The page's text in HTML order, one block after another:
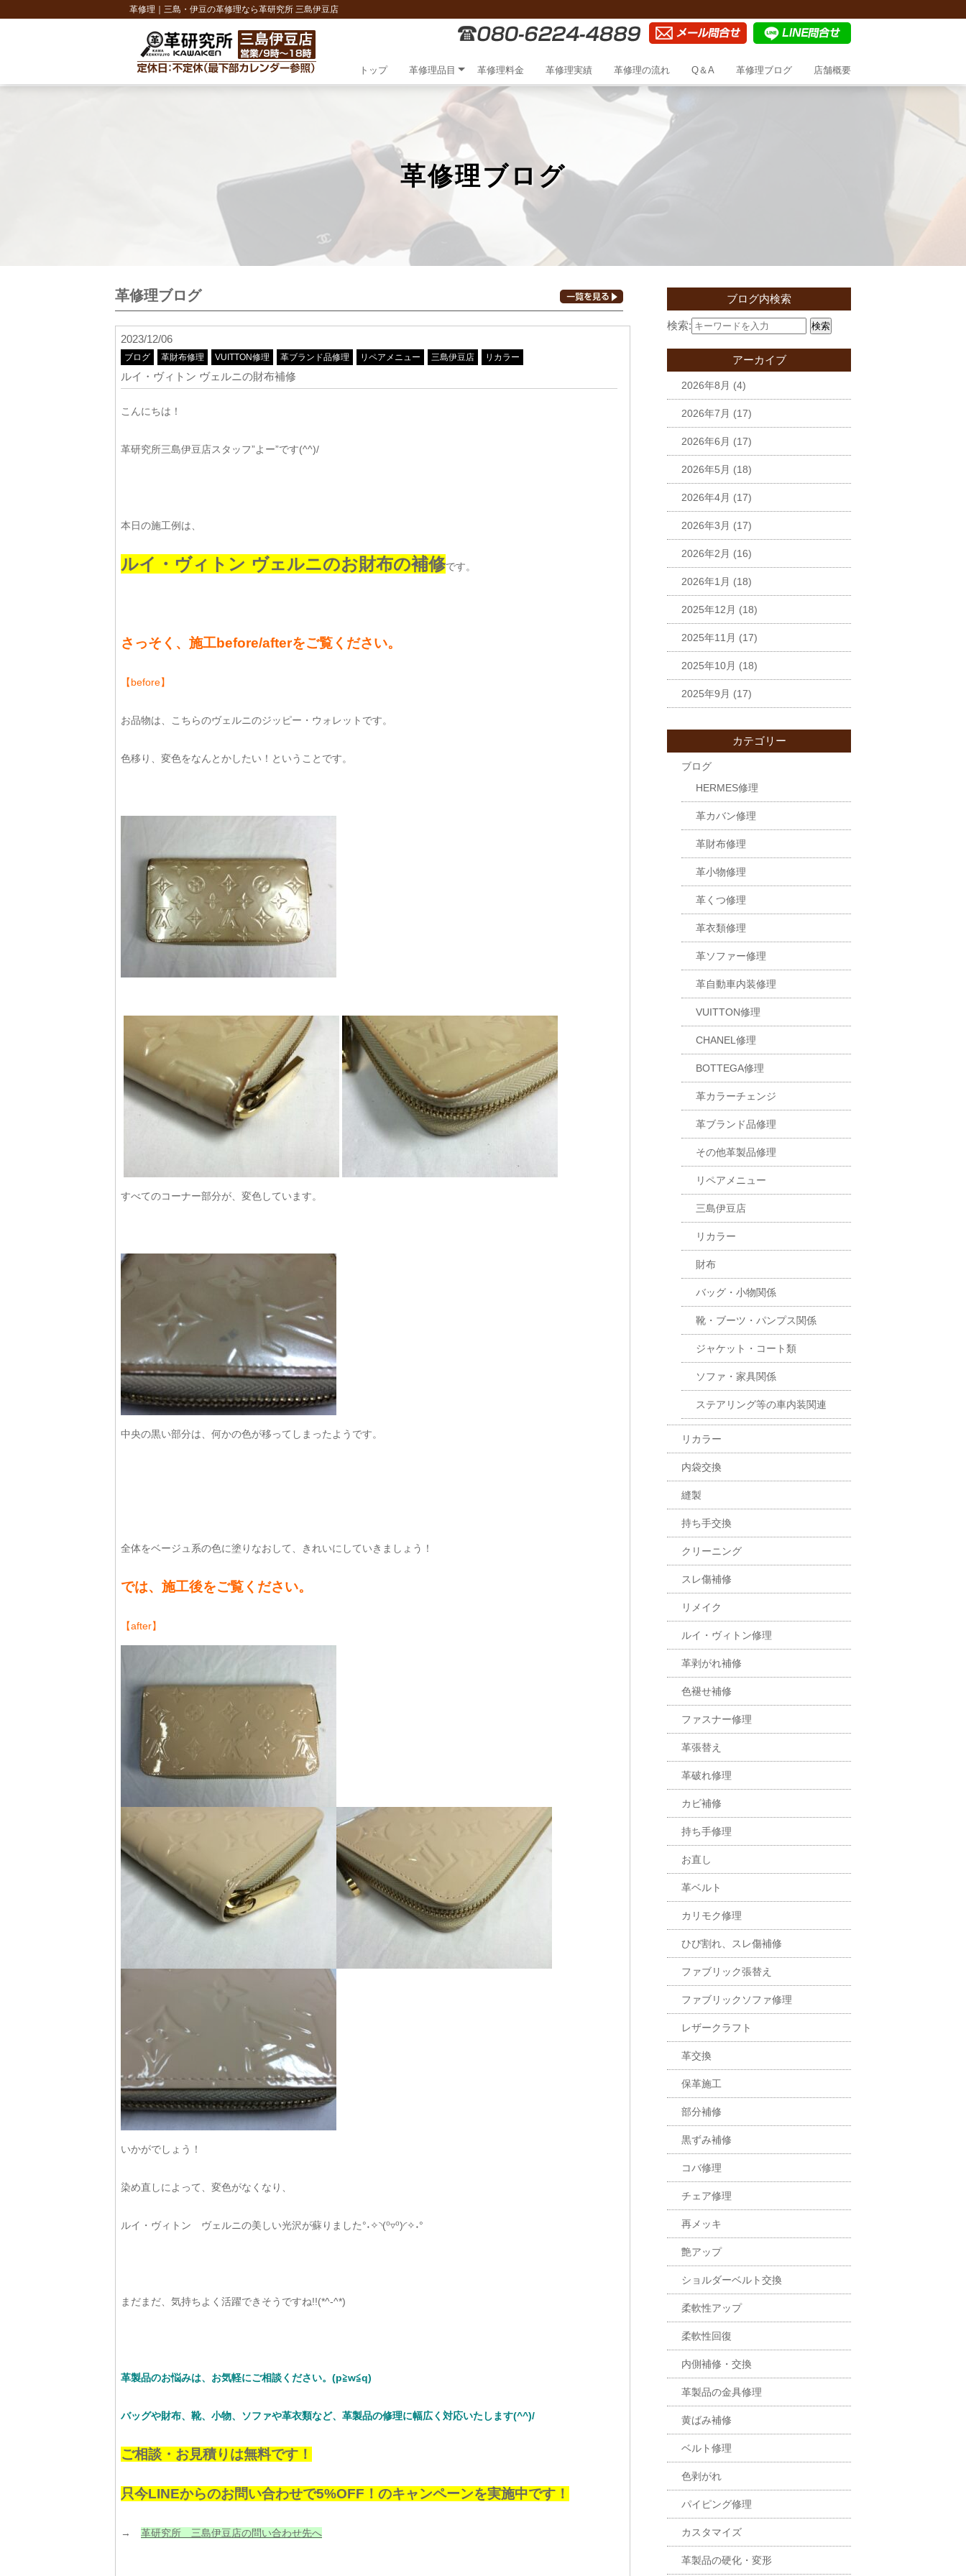
革修理｜三島・伊豆の革修理なら革研究所 三島伊豆店
トップ 革修理品目 革修理料金 革修理実績 革修理の流れ Q＆A 革修理ブログ 店舗概要
革修理ブログ
革修理ブログ
2023/12/06
ブログ 革財布修理 VUITTON修理 革ブランド品修理 リペアメニュー 三島伊豆店 リカラー
ルイ・ヴィトン ヴェルニの財布補修
こんにちは！
革研究所三島伊豆店スタッフ”よー”です(^^)/
本日の施工例は、
ルイ・ヴィトン ヴェルニのお財布の補修です。
さっそく、施工before/afterをご覧ください。
【before】
お品物は、こちらのヴェルニのジッピー・ウォレットです。
色移り、変色をなんとかしたい！ということです。
すべてのコーナー部分が、変色しています。
中央の黒い部分は、何かの色が移ってしまったようです。
全体をベージュ系の色に塗りなおして、きれいにしていきましょう！
では、施工後をご覧ください。
【after】
いかがでしょう！
染め直しによって、変色がなくなり、
ルイ・ヴィトン ヴェルニの美しい光沢が蘇りました°˖✧◝(⁰▿⁰)◜✧˖°
まだまだ、気持ちよく活躍できそうですね!!(*^-^*)
革製品のお悩みは、お気軽にご相談ください。 (p≧w≦q)
バッグや財布、靴、小物、ソファや革衣類など、 革製品の修理に幅広く対応いたします(^^)/
ご相談・お見積りは無料です！
只今LINEからのお問い合わせで5%OFF！のキャンペーンを実施中です！
→ 革研究所 三島伊豆店の問い合わせ先へ
ブログ内検索
検索: 検索
アーカイブ
2026年8月 (4)
2026年7月 (17)
2026年6月 (17)
2026年5月 (18)
2026年4月 (17)
2026年3月 (17)
2026年2月 (16)
2026年1月 (18)
2025年12月 (18)
2025年11月 (17)
2025年10月 (18)
2025年9月 (17)
カテゴリー
ブログ
HERMES修理
革カバン修理
革財布修理
革小物修理
革くつ修理
革衣類修理
革ソファー修理
革自動車内装修理
VUITTON修理
CHANEL修理
BOTTEGA修理
革カラーチェンジ
革ブランド品修理
その他革製品修理
リペアメニュー
三島伊豆店
リカラー
財布
バッグ・小物関係
靴・ブーツ・パンプス関係
ジャケット・コート類
ソファ・家具関係
ステアリング等の車内装関連
リカラー
内袋交換
縫製
持ち手交換
クリーニング
スレ傷補修
リメイク
ルイ・ヴィトン修理
革剥がれ補修
色褪せ補修
ファスナー修理
革張替え
革破れ修理
カビ補修
持ち手修理
お直し
革ベルト
カリモク修理
ひび割れ、スレ傷補修
ファブリック張替え
ファブリックソファ修理
レザークラフト
革交換
保革施工
部分補修
黒ずみ補修
コバ修理
チェア修理
再メッキ
艶アップ
ショルダーベルト交換
柔軟性アップ
柔軟性回復
内側補修・交換
革製品の金具修理
黄ばみ補修
ベルト修理
色剥がれ
パイピング修理
カスタマイズ
革製品の硬化・変形